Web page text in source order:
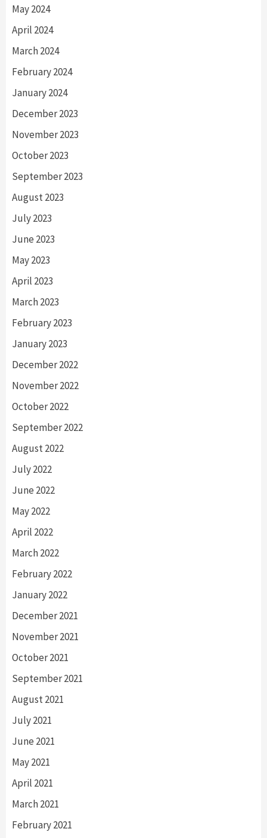
May 2024
April 2024
March 2024
February 2024
January 2024
December 2023
November 2023
October 2023
September 2023
August 2023
July 2023
June 2023
May 2023
April 2023
March 2023
February 2023
January 2023
December 2022
November 2022
October 2022
September 2022
August 2022
July 2022
June 2022
May 2022
April 2022
March 2022
February 2022
January 2022
December 2021
November 2021
October 2021
September 2021
August 2021
July 2021
June 2021
May 2021
April 2021
March 2021
February 2021